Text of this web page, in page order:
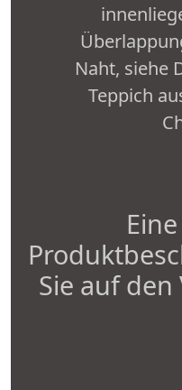
Naht, siehe
Teppich
Sie auf